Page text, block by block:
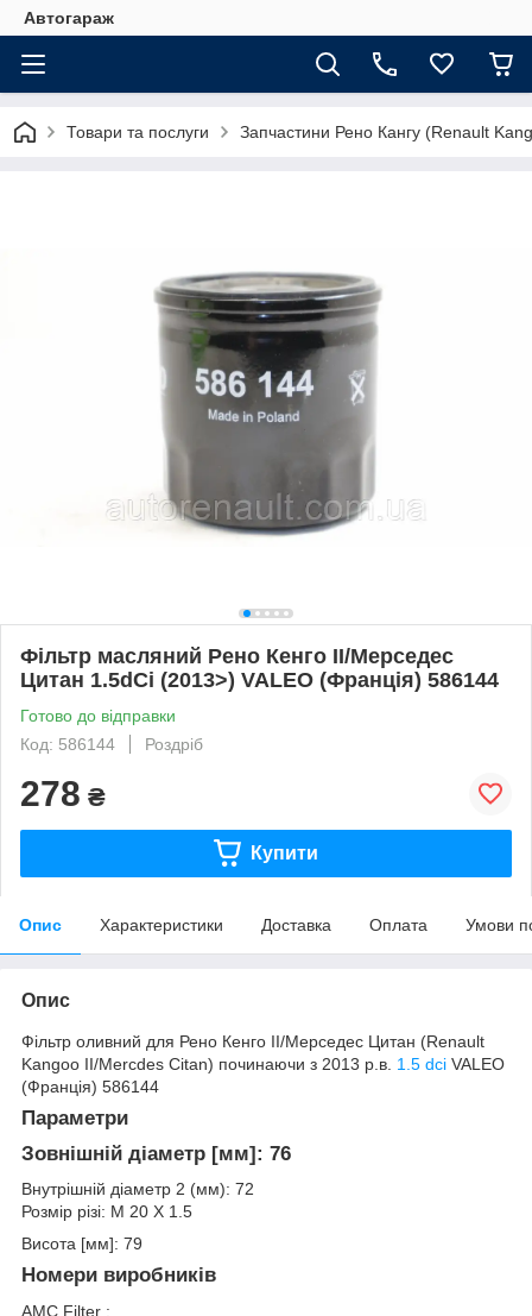
Автогараж
Товари та послуги Запчастини Рено Кангу (Renault
Фільтр масляний Рено Кенго II/Мерседес
Цитан 1.5dCi (2013>) VALEO (Франція) 586144
Готово до відправки
Код: 586144
Роздріб
278 ₴
Купити
Опис Характеристики Доставка Оплата Умови
Опис
Фільтр оливний для Рено Кенго II/Мерседес Цитан (Renault
Kangoo II/Mercdes Citan) починаючи з 2013 р.в. 1.5 dci VALEO
(Франція) 586144
Параметри
Зовнішній діаметр [мм]: 76
Внутрішній діаметр 2 (мм): 72
Розмір різі: M 20 X 1.5
Висота [мм]: 79
Номери виробників
AMC Filter :